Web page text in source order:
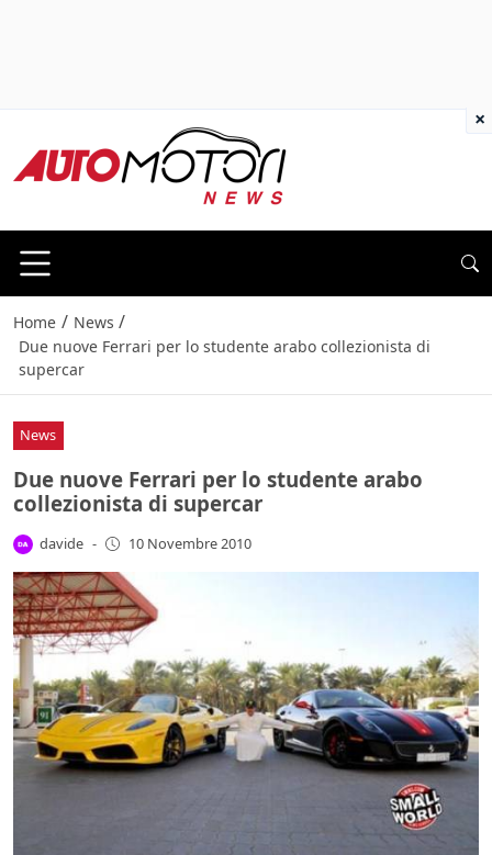
Home / News /
Due nuove Ferrari per lo studente arabo collezionista di
supercar
News
Due nuove Ferrari per lo studente arabo
collezionista di supercar
davide - 10 Novembre 2010
×